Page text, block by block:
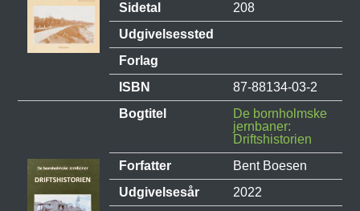
Sidetal
208
Udgivelsessted
Forlag
ISBN
87-88134-03-2
Bogtitel
De bornholmske
jernbaner:
Driftshistorien
Forfatter
Bent Boesen
Udgivelsesår
2022